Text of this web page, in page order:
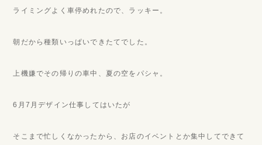
ライミングよく車停めれたので、ラッキー。
朝だから種類いっぱいできたてでした。
上機嫌でその帰りの車中、夏の空をパシャ。
6月7月デザイン仕事してはいたが
そこまで忙しくなかったから、お店のイベントとか集中してできて